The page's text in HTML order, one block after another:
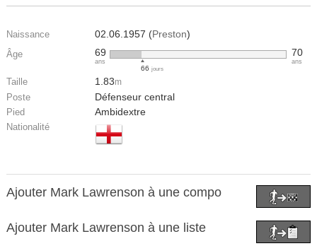
Naissance 02.06.1957 (Preston)
Âge 69
ans
66jours
70
ans
Taille 1.83m
Poste Défenseur central
Pied Ambidextre
Nationalité
Ajouter Mark Lawrenson à une compo
Ajouter Mark Lawrenson à une liste